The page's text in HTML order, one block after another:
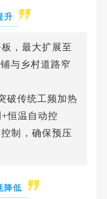
升
，最大扩展至
与乡村道路窄
破传统工频加热
恒温自动控
制 ， 确保预压
降低